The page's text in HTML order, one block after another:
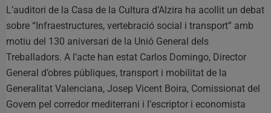
L’auditori de la Casa de la Cultura d’Alzira ha acollit un debat
sobre “Infraestructures, vertebració social i transport” amb
motiu del 130 aniversari de la Unió General dels
Treballadors. A l’acte han estat Carlos Domingo, Director
General d’obres públiques, transport i mobilitat de la
Generalitat Valenciana, Josep Vicent Boira, Comissionat del
Govern pel corredor mediterrani i l’escriptor i economista